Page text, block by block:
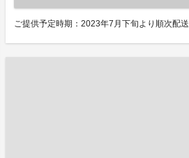
ご提供予定時期：2023年7月下旬より順次配送